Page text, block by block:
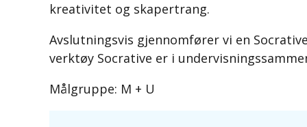
kreativitet og skapertrang.
Avslutningsvis gjennomfører vi en
verktøy Socrative er i
Målgruppe: M + U